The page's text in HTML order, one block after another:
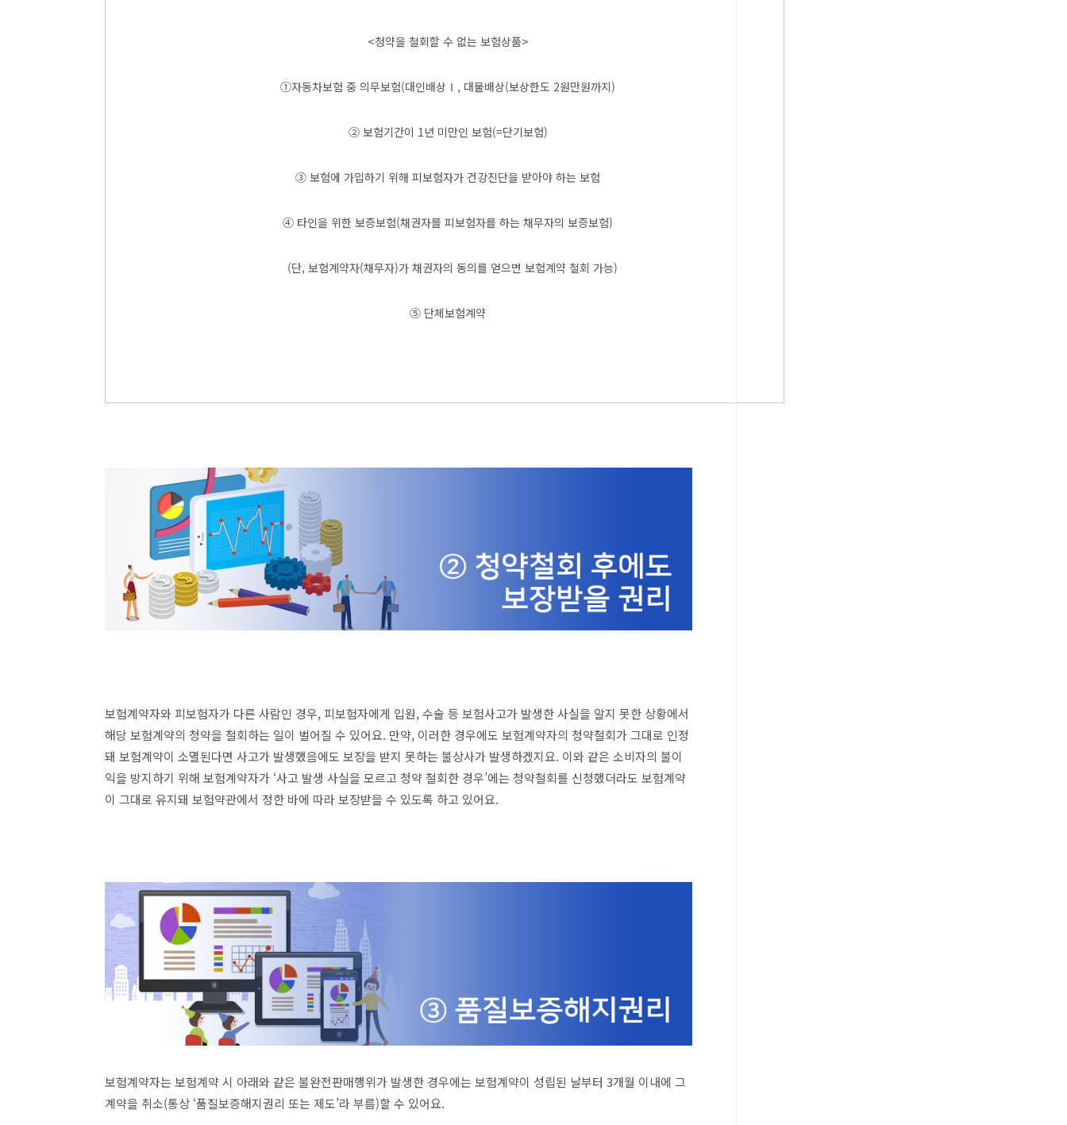
<청약을 철회할 수 없는 보험상품>
①자동차보험 중 의무보험(대인배상Ⅰ, 대물배상(보상한도 2원만원까지)
② 보험기간이 1년 미만인 보험(=단기보험)
③ 보험에 가입하기 위해 피보험자가 건강진단을 받아야 하는 보험
④ 타인을 위한 보증보험(채권자를 피보험자를 하는 채무자의 보증보험)
(단, 보험계약자(채무자)가 채권자의 동의를 얻으면 보험계약 철회 가능)
⑤ 단체보험계약
보험계약자와 피보험자가 다른 사람인 경우, 피보험자에게 입원, 수술 등 보험사고가 발생한 사실을 알지 못한 상황에서
해당 보험계약의 청약을 철회하는 일이 벌어질 수 있어요. 만약, 이러한 경우에도 보험계약자의 청약철회가 그대로 인정
돼 보험계약이 소멸된다면 사고가 발생했음에도 보장을 받지 못하는 불상사가 발생하겠지요. 이와 같은 소비자의 불이
익을 방지하기 위해 보험계약자가 ‘사고 발생 사실을 모르고 청약 철회한 경우’에는 청약철회를 신청했더라도 보험계약
이 그대로 유지돼 보험약관에서 정한 바에 따라 보장받을 수 있도록 하고 있어요.
보험계약자는 보험계약 시 아래와 같은 불완전판매행위가 발생한 경우에는 보험계약이 성립된 날부터 3개월 이내에 그
계약을 취소(통상 ‘품질보증해지권리 또는 제도’라 부름)할 수 있어요.